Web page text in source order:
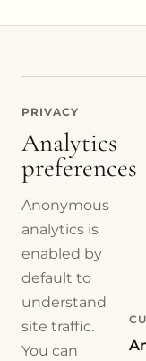
PRIVACY
Analytics
preferences
Anonymous
analytics is
enabled by
default to
understand
site traffic.
You can